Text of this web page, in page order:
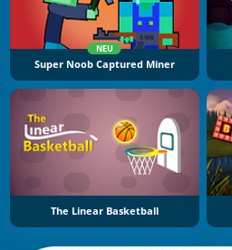
NEU
Super Noob Captured Miner
The Linear Basketball